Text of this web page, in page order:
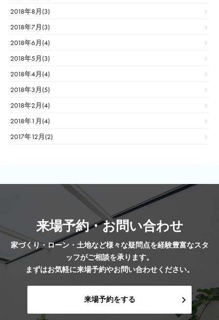
2018年8月(3)
2018年7月(3)
2018年6月(4)
2018年5月(3)
2018年4月(4)
2018年3月(5)
2018年2月(4)
2018年1月(4)
2017年12月(2)
来場予約・お問い合わせ
家づくり・ローン・土地など様々な疑問点を経験豊富なスタ
ッフがご相談を承ります。
まずはお気軽に来場予約やお問い合わせください。
来場予約をする